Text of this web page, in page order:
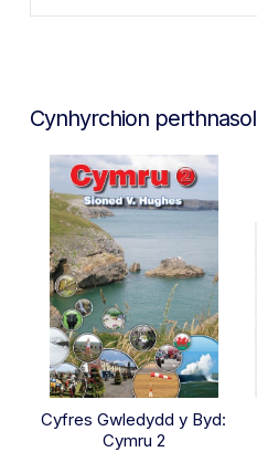
Cynhyrchion perthnasol
Cyfres Gwledydd y Byd:
Cymru 2